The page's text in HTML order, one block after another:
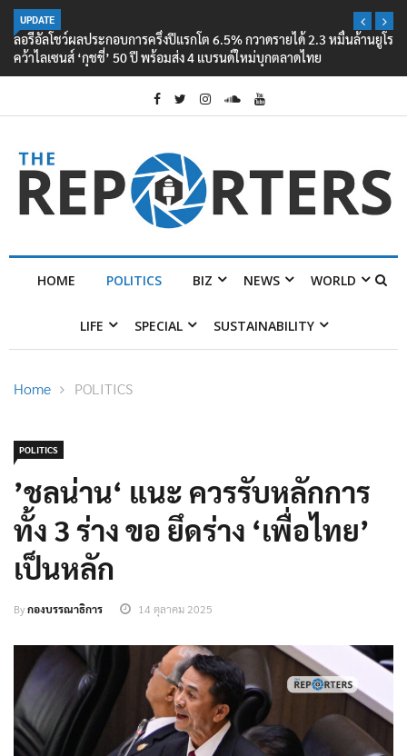
UPDATE
ลอรีอัลโชว์ผลประกอบการครึ่งปีแรกโต 6.5% กวาดรายได้ 2.3 หมื่นล้านยูโร
คว้าไลเซนส์ ‘กุชชี่’ 50 ปี พร้อมส่ง 4 แบรนด์ใหม่บุกตลาดไทย
HOME POLITICS BIZ NEWS WORLD
LIFE SPECIAL SUSTAINABILITY
Home POLITICS
POLITICS
’ชลน่าน‘ แนะ ควรรับหลักการ
ทั้ง 3 ร่าง ขอ ยึดร่าง ‘เพื่อไทย’
เป็นหลัก
Byกองบรรณาธิการ 14 ตุลาคม 2025